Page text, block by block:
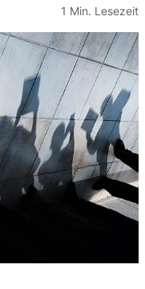
1 Min. Lesezeit